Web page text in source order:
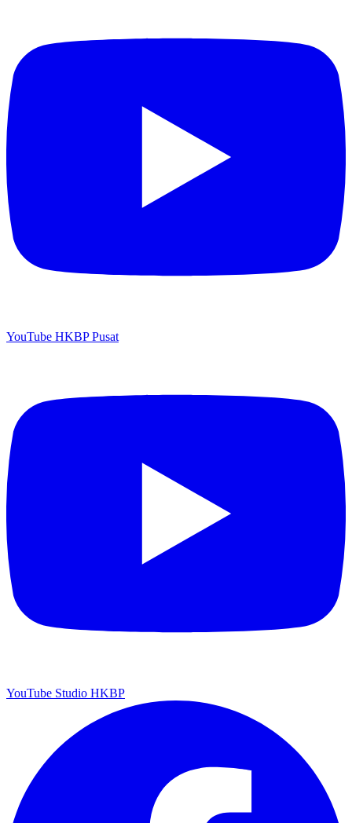
YouTube HKBP Pusat
YouTube Studio HKBP